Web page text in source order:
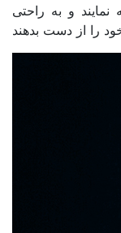
و به راحتی